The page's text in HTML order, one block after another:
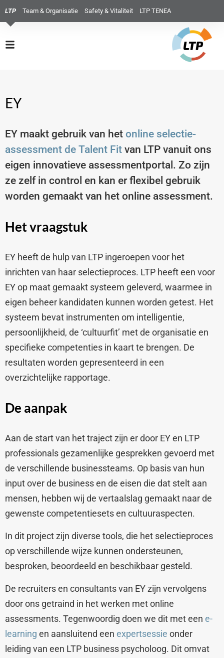
LTP Team & Organisatie Safety & Vitaliteit LTP TENEA
EY
EY maakt gebruik van het online selectie-
assessment de Talent Fit van LTP vanuit ons
eigen innovatieve assessmentportal. Zo zijn
ze zelf in control en kan er flexibel gebruik
worden gemaakt van het online assessment.
Het vraagstuk
EY heeft de hulp van LTP ingeroepen voor het
inrichten van haar selectieproces. LTP heeft een voor
EY op maat gemaakt systeem geleverd, waarmee in
eigen beheer kandidaten kunnen worden getest. Het
systeem bevat instrumenten om intelligentie,
persoonlijkheid, de ‘cultuurfit’ met de organisatie en
specifieke competenties in kaart te brengen. De
resultaten worden gepresenteerd in een
overzichtelijke rapportage.
De aanpak
Aan de start van het traject zijn er door EY en LTP
professionals gezamenlijke gesprekken gevoerd met
de verschillende businessteams. Op basis van hun
input over de business en de eisen die dat stelt aan
mensen, hebben wij de vertaalslag gemaakt naar de
gewenste competentiesets en cultuuraspecten.
In dit project zijn diverse tools, die het selectieproces
op verschillende wijze kunnen ondersteunen,
besproken, beoordeeld en beschikbaar gesteld.
De recruiters en consultants van EY zijn vervolgens
door ons getraind in het werken met online
assessments. Tegenwoordig doen we dit met een e-
learning en aansluitend een expertsessie onder
leiding van een LTP business psycholoog. Dit omvat